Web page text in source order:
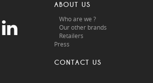
ABOUT US
Who are we ?
Our other brands
Retailers
Press
CONTACT US